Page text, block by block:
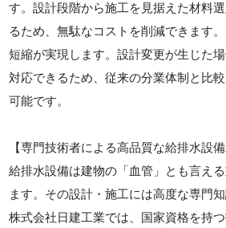
す。設計段階から施工を見据えた材料
るため、無駄なコストを削減できます
短縮が実現します。設計変更が生じた
対応できるため、従来の分業体制と比
可能です。
【専門技術者による高品質な給排水設備
給排水設備は建物の「血管」とも言え
ます。その設計・施工には高度な専門
株式会社日建工業では、国家資格を持つ